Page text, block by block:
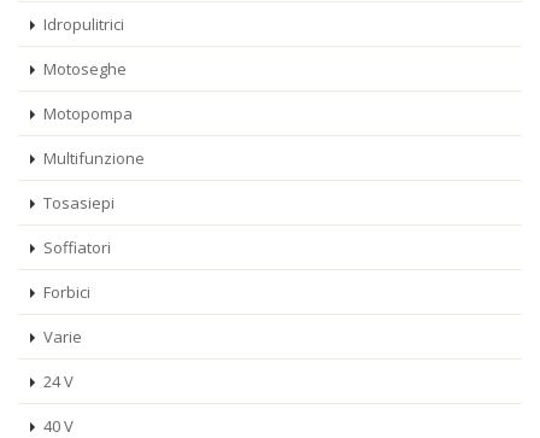
Idropulitrici
Motoseghe
Motopompa
Multifunzione
Tosasiepi
Soffiatori
Forbici
Varie
24 V
40 V